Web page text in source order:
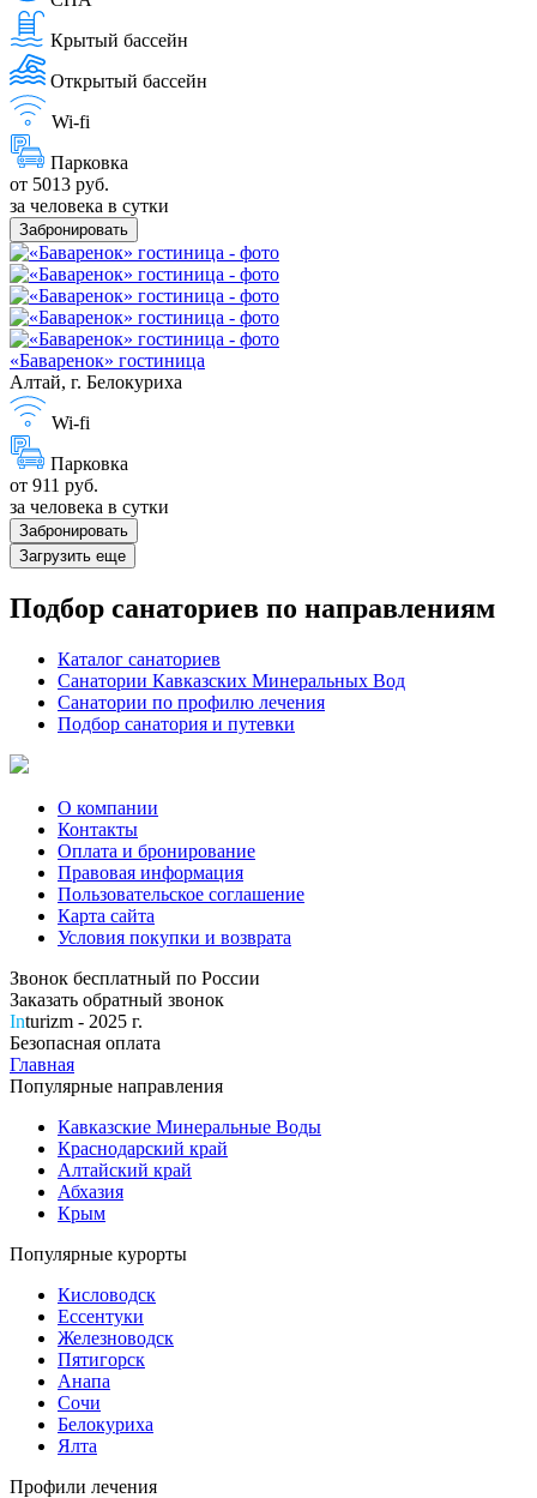
Крытый бассейн
Открытый бассейн
Wi-fi
Парковка
от 5013 руб.
за человека в сутки
Забронировать
«Баваренок» гостиница
Алтай, г. Белокуриха
Wi-fi
Парковка
от 911 руб.
за человека в сутки
Забронировать
Загрузить еще
Подбор санаториев по направлениям
Каталог санаториев
Санатории Кавказских Минеральных Вод
Санатории по профилю лечения
Подбор санатория и путевки
О компании
Контакты
Оплата и бронирование
Правовая информация
Пользовательское соглашение
Карта сайта
Условия покупки и возврата
Звонок бесплатный по России
Заказать обратный звонок
Inturizm - 2025 г.
Безопасная оплата
Главная
Популярные направления
Кавказские Минеральные Воды
Краснодарский край
Алтайский край
Абхазия
Крым
Популярные курорты
Кисловодск
Ессентуки
Железноводск
Пятигорск
Анапа
Сочи
Белокуриха
Ялта
Профили лечения